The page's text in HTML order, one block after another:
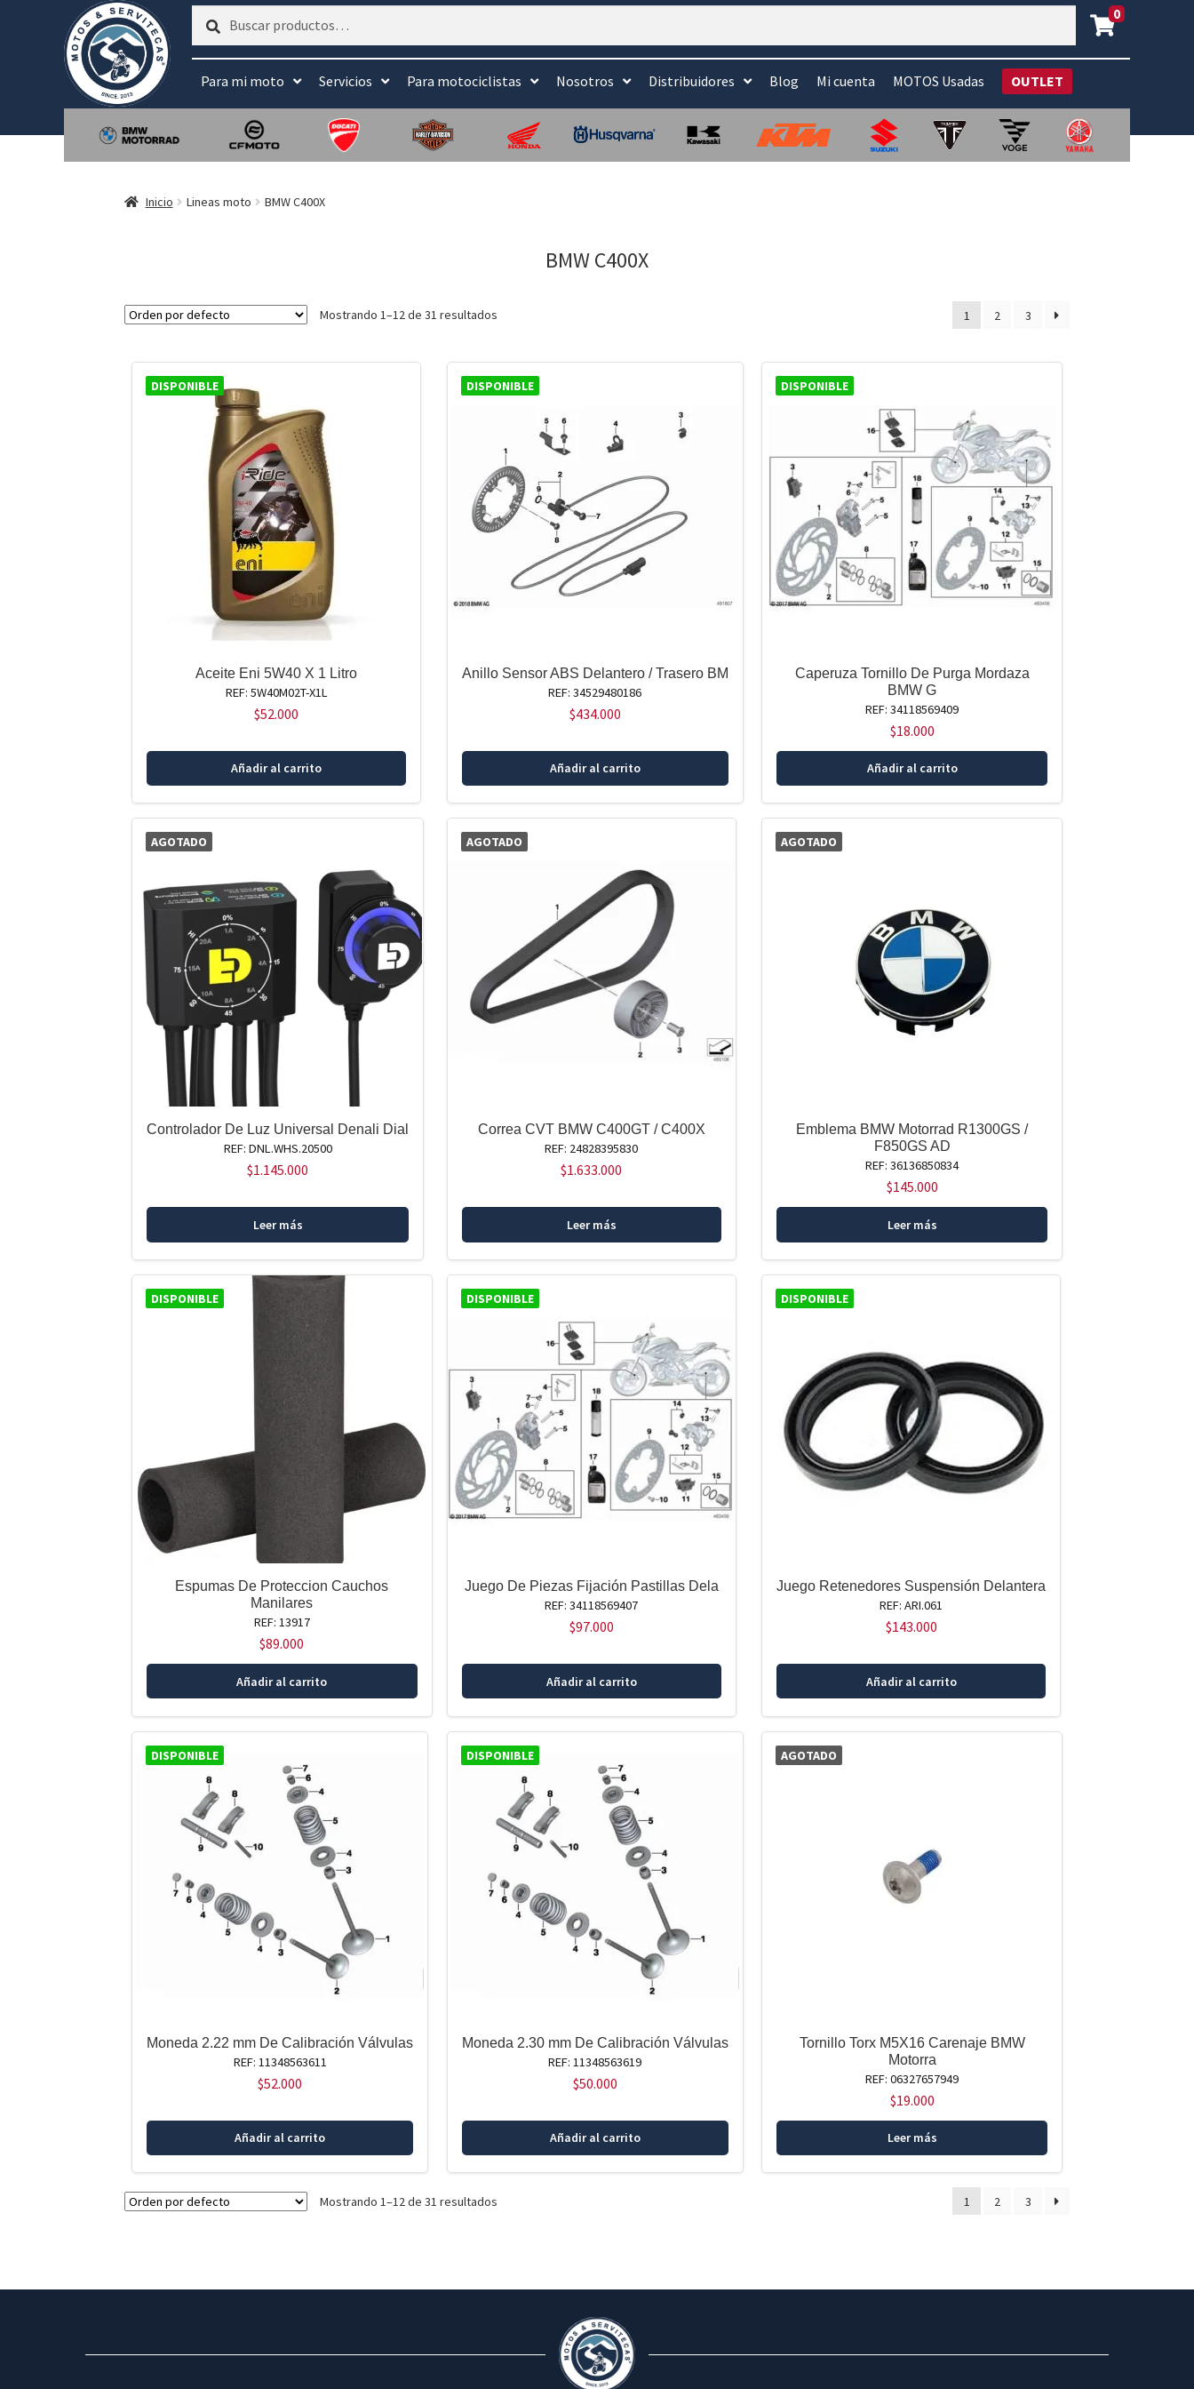
Buscar
Buscar 0
Para mi moto Servicios Para motociclistas Nosotros Distribuidores Blog Mi cuenta MOTOS Usadas OUTLET
Inicio Lineas moto BMW C400X
BMW C400X
Mostrando 1–12 de 31 resultados 1 2 3
DISPONIBLE
Aceite Eni 5W40 X 1 Litro
REF: 5W40M02T-X1L
$52.000
Añadir al carrito
DISPONIBLE
Anillo Sensor ABS Delantero / Trasero BM
REF: 34529480186
$434.000
Añadir al carrito
DISPONIBLE
Caperuza Tornillo De Purga Mordaza
BMW G
REF: 34118569409
$18.000
Añadir al carrito
AGOTADO
Controlador De Luz Universal Denali Dial
REF: DNL.WHS.20500
$1.145.000
Leer más
AGOTADO
Correa CVT BMW C400GT / C400X
REF: 24828395830
$1.633.000
Leer más
AGOTADO
Emblema BMW Motorrad R1300GS /
F850GS AD
REF: 36136850834
$145.000
Leer más
DISPONIBLE
Espumas De Proteccion Cauchos
Manilares
REF: 13917
$89.000
Añadir al carrito
DISPONIBLE
Juego De Piezas Fijación Pastillas Dela
REF: 34118569407
$97.000
Añadir al carrito
DISPONIBLE
Juego Retenedores Suspensión Delantera
REF: ARI.061
$143.000
Añadir al carrito
DISPONIBLE
Moneda 2.22 mm De Calibración Válvulas
REF: 11348563611
$52.000
Añadir al carrito
DISPONIBLE
Moneda 2.30 mm De Calibración Válvulas
REF: 11348563619
$50.000
Añadir al carrito
AGOTADO
Tornillo Torx M5X16 Carenaje BMW
Motorra
REF: 06327657949
$19.000
Leer más
Mostrando 1–12 de 31 resultados 1 2 3